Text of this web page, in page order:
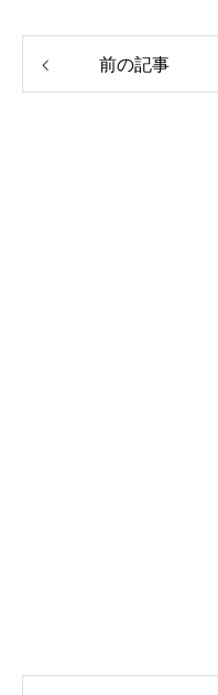
前の記事